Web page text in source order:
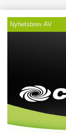
Nyhetsbrev AV